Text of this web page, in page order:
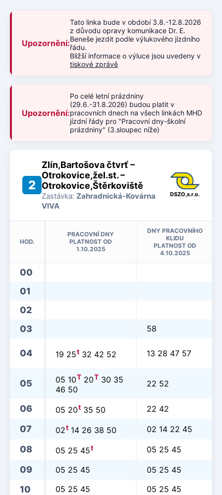
Upozornění:
Tato linka bude v období 3.8.-12.8.2026
z důvodu opravy komunikace Dr. E.
Beneše jezdit podle výlukového jízdního
řádu.
Bližší informace o výluce jsou uvedeny v
tiskové zprávě
Upozornění:
Po celé letní prázdniny
(29.6.-31.8.2026) budou platit v
pracovních dnech na všech linkách MHD
jízdní řády pro "Pracovní dny-školní
prázdniny" (3.sloupec níže)
2
Zlín,Bartošova čtvrť –
Otrokovice,žel.st. –
Otrokovice,Štěrkoviště
Zastávka: Zahradnická-Kovárna
VIVA
DSZO,s.r.o.
HOD.
PRACOVNÍ DNY
PLATNOST OD
1.10.2025
DNY PRACOVNÍHO
KLIDU
PLATNOST OD
4.10.2025
00
01
02
03
58
04 19 25t 32 42 52 13 28 47 57
05 05 10T 20T 30 35
46 50
22 52
06 05 20t 35 50 22 42
07 02t 14 26 38 50 02 14 22 45
08 05 25 45t 05 25 45
09 05 25 45 05 25 45
10 05 25 45 05 25 45